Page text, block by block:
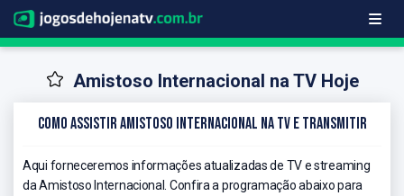
Amistoso Internacional na TV Hoje
Como Assistir Amistoso Internacional na TV e Transmitir
Aqui forneceremos informações atualizadas de TV e streaming
da Amistoso Internacional. Confira a programação abaixo para